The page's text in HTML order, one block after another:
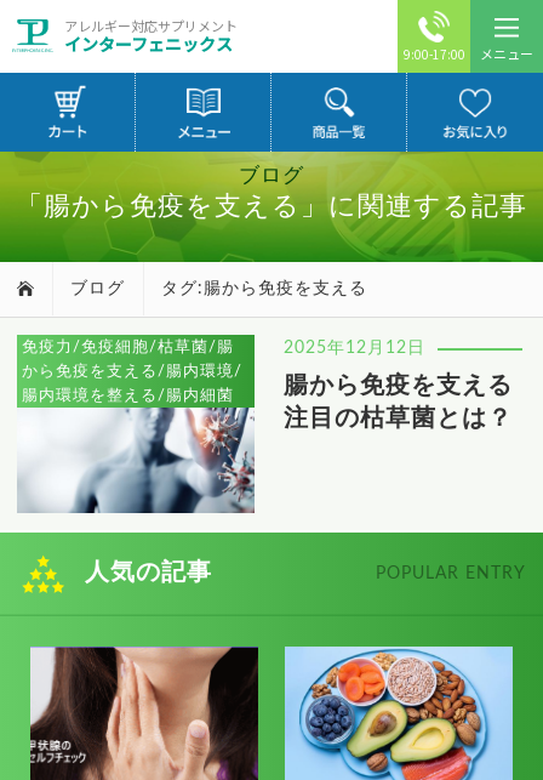
アレルギー対応サプリメント
インターフェニックス 9:00-17:00 メニュー
ブログ
「腸から免疫を支える」に関連する記事
ブログ タグ:腸から免疫を支える
免疫力/免疫細胞/枯草菌/腸
から免疫を支える/腸内環境/
腸内環境を整える/腸内細菌
2025年12月12日
腸から免疫を支える
注目の枯草菌とは？
人気の記事 POPULAR ENTRY